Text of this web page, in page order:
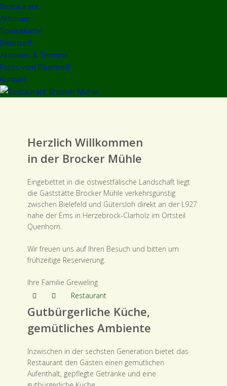
Restaurant
Aktionen
Speisekarte
Bikertreff
Aktionen & Termine
Fotos vom Bikertreff
Kontakt
Herzlich Willkommen
in der Brocker Mühle
Eingebettet in die ostwestfälische Landschaft liegt
die Gaststätte Brocker Mühle verkehrsgünstig
zwischen Bielefeld und Gütersloh direkt an der L927
nahe der Ems in Herzebrock-Clarholz im Ortsteil
Quenhorn.
Wir freuen uns auf Ihren Besuch und bitten um
frühzeitige Reservierung.
Ihre Familie Greweling
Restaurant
Gutbürgerliche Küche,
gemütliches Ambiente
Inzwischen in der sechsten Generation bietet das
Restaurant den Gästen einen gemütlichen
Aufenthalt, gepflegte Getränke und eine